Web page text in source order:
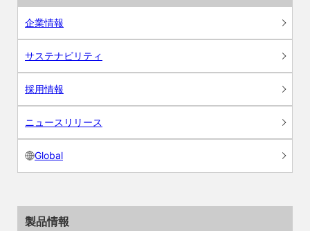
企業情報
サステナビリティ
採用情報
ニュースリリース
Global
製品情報